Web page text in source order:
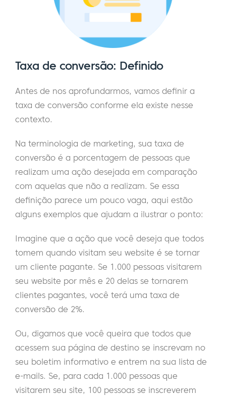
Taxa de conversão: Definido
Antes de nos aprofundarmos, vamos definir a
taxa de conversão conforme ela existe nesse
contexto.
Na terminologia de marketing, sua taxa de
conversão é a porcentagem de pessoas que
realizam uma ação desejada em comparação
com aquelas que não a realizam. Se essa
definição parece um pouco vaga, aqui estão
alguns exemplos que ajudam a ilustrar o ponto:
Imagine que a ação que você deseja que todos
tomem quando visitam seu website é se tornar
um cliente pagante. Se 1.000 pessoas visitarem
seu website por mês e 20 delas se tornarem
clientes pagantes, você terá uma taxa de
conversão de 2%.
Ou, digamos que você queira que todos que
acessem sua página de destino se inscrevam no
seu boletim informativo e entrem na sua lista de
e-mails. Se, para cada 1.000 pessoas que
visitarem seu site, 100 pessoas se inscreverem